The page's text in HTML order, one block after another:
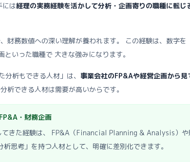
には経理の実務経験を活かして分析・企画寄りの職種に転じ
財務数値への深い理解が養われます。 この経験は、数字を
いった職種で 大きな強みになります。
析もできる人材」は、 事業会社のFP&Aや経営企画から
析できる人材は需要が高いからです。
・財務企画
てきた経験は、 FP&A（Financial Planning & Analysis）
思考」を持つ人材として、明確に差別化できます。